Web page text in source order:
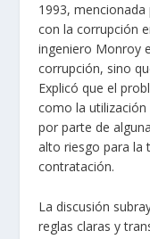
1993,
con la corrupción
ingeniero Monroy
corrupción, sino
Explicó que el
como la
por parte de
alto riesgo para la
contratación.
La discusión
reglas claras y